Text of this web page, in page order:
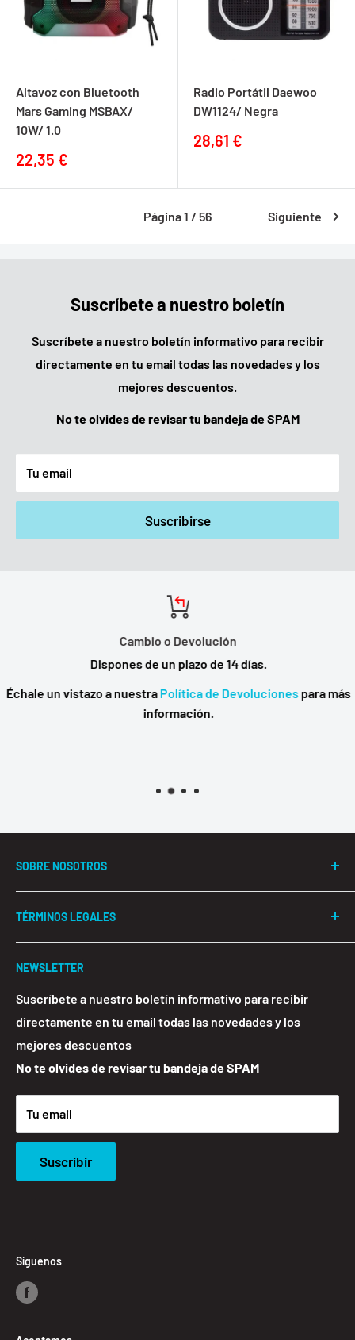
Altavoz con Bluetooth
Mars Gaming MSBAX/
10W/ 1.0
Precio
venta
22,35 €
Radio Portátil Daewoo
DW1124/ Negra
Precio
28,61 €
Página 1 / 56 Siguiente
Suscríbete a nuestro boletín
Suscríbete a nuestro boletín informativo para recibir
directamente en tu email todas las novedades y los
mejores descuentos.
No te olvides de revisar tu bandeja de SPAM
Tu email
Suscribirse
Cambio o Devolución
Dispones de un plazo de 14 días.
Échale un vistazo a nuestraPolítica de Devolucionespara más
información.
SOBRE NOSOTROS
#Hardmer aúna toda nuestra experiencia de más de 10
años en ecommerce de productos tecnológicos.
Ofrecemos un servicio de calidad con los mejores
precios para que puedas disfrutar de una buena
TÉRMINOS LEGALES
Términos y Condiciones
Aviso Legal
Política de Privacidad y Protección de Datos
Política de Envíos
Política de Devoluciones
Cookies
Contacto
NEWSLETTER
Suscríbete a nuestro boletín informativo para recibir
directamente en tu email todas las novedades y los
mejores descuentos
No te olvides de revisar tu bandeja de SPAM
Tu email
Suscribir
Síguenos